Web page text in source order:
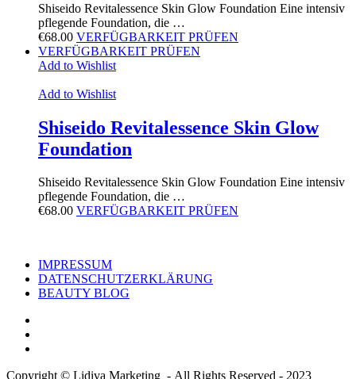
Shiseido Revitalessence Skin Glow Foundation Eine intensiv
pflegende Foundation, die …
€68.00 VERFÜGBARKEIT PRÜFEN
VERFÜGBARKEIT PRÜFEN
Add to Wishlist
Add to Wishlist
Shiseido Revitalessence Skin Glow
Foundation
Shiseido Revitalessence Skin Glow Foundation Eine intensiv
pflegende Foundation, die …
€68.00 VERFÜGBARKEIT PRÜFEN
IMPRESSUM
DATENSCHUTZERKLÄRUNG
BEAUTY BLOG
Copyright © Lidiva Marketing - All Rights Reserved - 2023